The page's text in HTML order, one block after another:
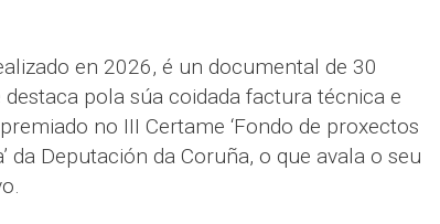
en 2026, é un documental de 30
pola súa coidada factura técnica e
no III Certame ‘Fondo de proxectos
da Deputación da Coruña, o que avala o seu